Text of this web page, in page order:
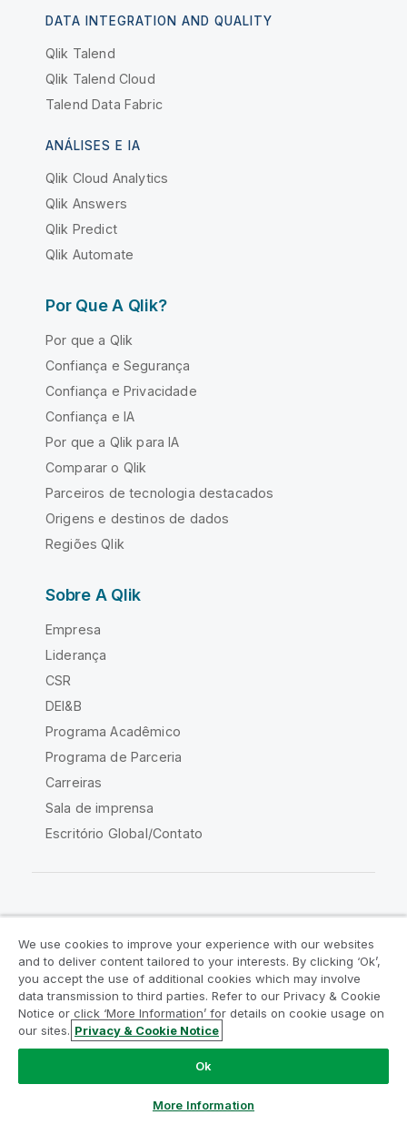
DATA INTEGRATION AND QUALITY
Qlik Talend
Qlik Talend Cloud
Talend Data Fabric
ANÁLISES E IA
Qlik Cloud Analytics
Qlik Answers
Qlik Predict
Qlik Automate
Por Que A Qlik?
Por que a Qlik
Confiança e Segurança
Confiança e Privacidade
Confiança e IA
Por que a Qlik para IA
Comparar o Qlik
Parceiros de tecnologia destacados
Origens e destinos de dados
Regiões Qlik
Sobre A Qlik
Empresa
Liderança
CSR
DEI&B
Programa Acadêmico
Programa de Parceria
Carreiras
Sala de imprensa
Escritório Global/Contato
Acordos legais
Termos do produto
Legal Policies
Políticas Legais
Termos de uso
Marcas comerciais
Do Not Share My Info
Copyright © 1993-2026 QlikTech International AB. Todos os
We use cookies to improve your experience with our websites
and to deliver content tailored to your interests. By clicking ‘Ok’,
you accept the use of additional cookies which may involve
data transmission to third parties. Refer to our Privacy & Cookie
Notice or click ‘More Information’ for details on cookie usage on
our sites. Privacy & Cookie Notice
Ok
More Information